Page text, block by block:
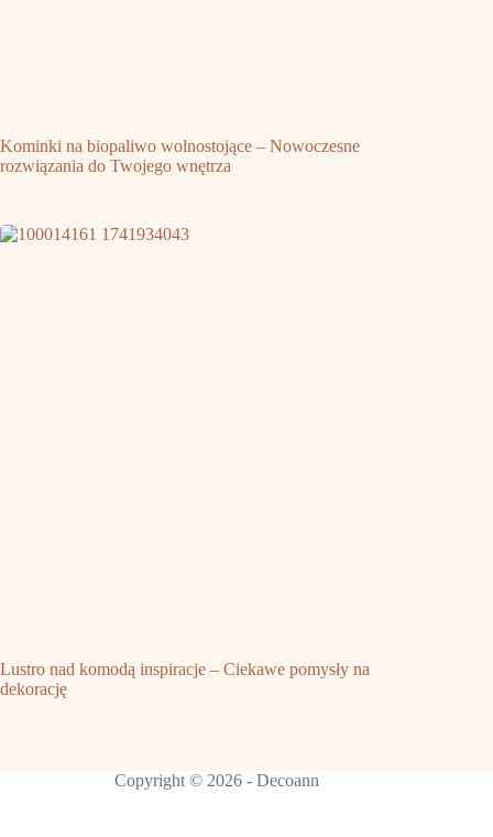
Kominki na biopaliwo wolnostojące – Nowoczesne
rozwiązania do Twojego wnętrza
Lustro nad komodą inspiracje – Ciekawe pomysły na
dekorację
Copyright © 2026 - Decoann